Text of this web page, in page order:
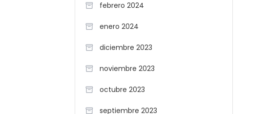
febrero 2024
enero 2024
diciembre 2023
noviembre 2023
octubre 2023
septiembre 2023